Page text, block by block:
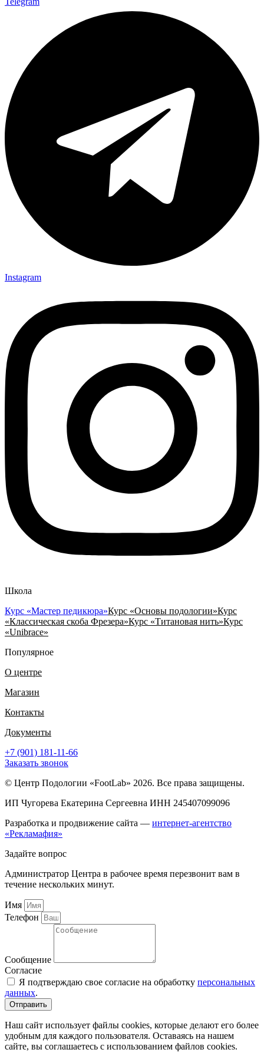
Instagram
Школа
Курс «Мастер педикюра»Курс «Основы подологии»Курс
«Классическая скоба Фрезера»Курс «Титановая нить»Курс
«Unibrace»
Популярное
О центре
Магазин
Контакты
Документы
+7 (901) 181-11-66
Заказать звонок
© Центр Подологии «FootLab» 2026. Все права защищены.
ИП Чугорева Екатерина Сергеевна ИНН 245407099096
Разработка и продвижение сайта — интернет-агентство
«Рекламафия»
Задайте вопрос
Администратор Центра в рабочее время перезвонит вам в
течение нескольких минут.
Имя
Телефон
Сообщение
Согласие
Я подтверждаю свое согласие на обработку персональных
данных.
Отправить
Наш сайт использует файлы cookies, которые делают его более
удобным для каждого пользователя. Оставаясь на нашем
сайте, вы соглашаетесь с использованием файлов cookies.